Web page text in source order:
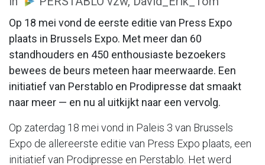
Op 18 mei vond de eerste editie van Press Expo
plaats in Brussels Expo. Met meer dan 60
standhouders en 450 enthousiaste bezoekers
bewees de beurs meteen haar meerwaarde. Een
initiatief van Perstablo en Prodipresse dat smaakt
naar meer — en nu al uitkijkt naar een vervolg.
Op zaterdag 18 mei vond in Paleis 3 van Brussels
Expo de allereerste editie van Press Expo plaats, een
initiatief van Prodipresse en Perstablo. Het werd